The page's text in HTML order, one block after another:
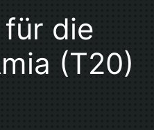
die
(T20)